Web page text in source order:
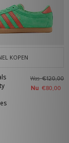
KOPEN
Was€120,00
Nu €80,00